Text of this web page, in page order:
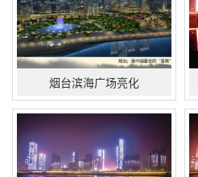
烟台滨海广场亮化